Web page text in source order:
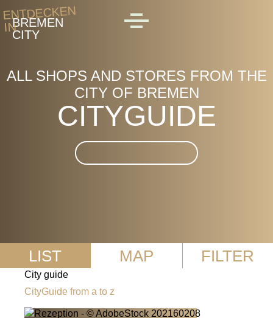
Skip to main content
ENTDECKEN
INBREMEN
CITY
MENU
ALL SHOPS AND STORES FROM THE
CITY OF BREMEN
CITYGUIDE
Suche im CityGuide
LIST MAP FILTER
City guide
CityGuide from a to z